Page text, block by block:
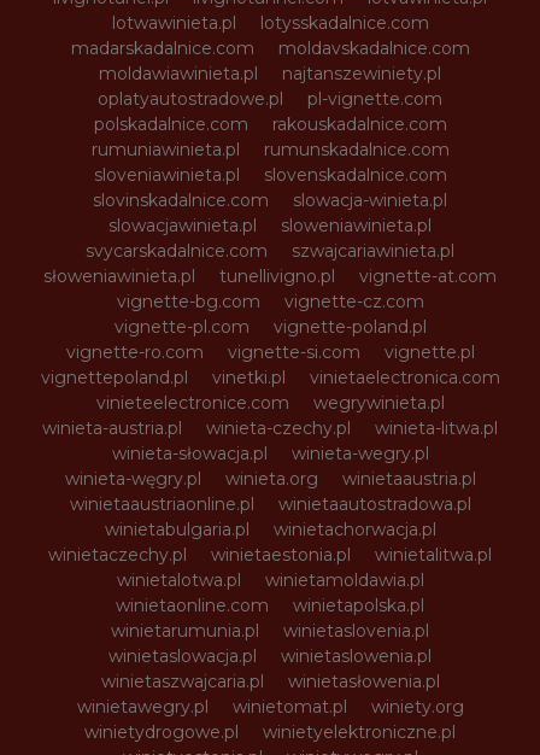
lotwawinieta.pl
lotysskadalnice.com
madarskadalnice.com
moldavskadalnice.com
moldawiawinieta.pl
najtanszewiniety.pl
oplatyautostradowe.pl
pl-vignette.com
polskadalnice.com
rakouskadalnice.com
rumuniawinieta.pl
rumunskadalnice.com
sloveniawinieta.pl
slovenskadalnice.com
slovinskadalnice.com
slowacja-winieta.pl
slowacjawinieta.pl
sloweniawinieta.pl
svycarskadalnice.com
szwajcariawinieta.pl
słoweniawinieta.pl
tunellivigno.pl
vignette-at.com
vignette-bg.com
vignette-cz.com
vignette-pl.com
vignette-poland.pl
vignette-ro.com
vignette-si.com
vignette.pl
vignettepoland.pl
vinetki.pl
vinietaelectronica.com
vinieteelectronice.com
wegrywinieta.pl
winieta-austria.pl
winieta-czechy.pl
winieta-litwa.pl
winieta-słowacja.pl
winieta-wegry.pl
winieta-węgry.pl
winieta.org
winietaaustria.pl
winietaaustriaonline.pl
winietaautostradowa.pl
winietabulgaria.pl
winietachorwacja.pl
winietaczechy.pl
winietaestonia.pl
winietalitwa.pl
winietalotwa.pl
winietamoldawia.pl
winietaonline.com
winietapolska.pl
winietarumunia.pl
winietaslovenia.pl
winietaslowacja.pl
winietaslowenia.pl
winietaszwajcaria.pl
winietasłowenia.pl
winietawegry.pl
winietomat.pl
winiety.org
winietydrogowe.pl
winietyelektroniczne.pl